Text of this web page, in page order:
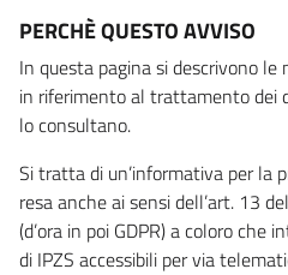
PERCHÈ QUESTO AVVISO
In questa pagina si descrivono
in riferimento al trattamento dei
lo consultano.
Si tratta di un’informativa per la
resa anche ai sensi dell’art. 13
(d’ora in poi GDPR) a coloro che
di IPZS accessibili per via